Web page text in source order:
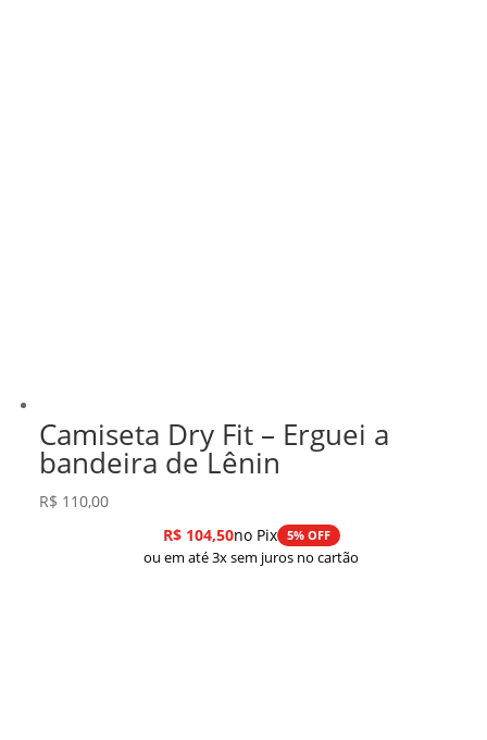
Camiseta Dry Fit – Erguei a
bandeira de Lênin
R$ 110,00
R$104,50no Pix 5% OFF
ou em até 3x sem juros no cartão